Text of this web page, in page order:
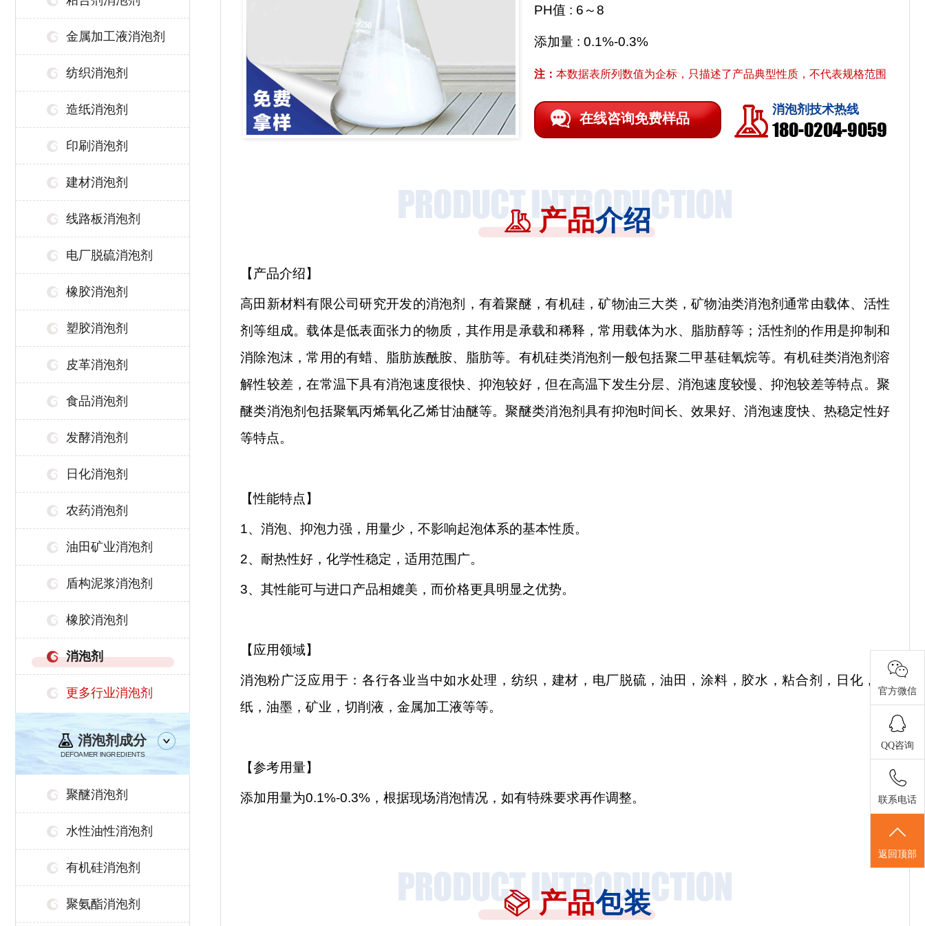
金属加工液消泡剂
纺织消泡剂
造纸消泡剂
印刷消泡剂
建材消泡剂
线路板消泡剂
电厂脱硫消泡剂
橡胶消泡剂
塑胶消泡剂
皮革消泡剂
食品消泡剂
发酵消泡剂
日化消泡剂
农药消泡剂
油田矿业消泡剂
盾构泥浆消泡剂
橡胶消泡剂
消泡剂
更多行业消泡剂
消泡剂成分
DEFOAMER INGREDIENTS
聚醚消泡剂
水性油性消泡剂
有机硅消泡剂
聚氨酯消泡剂
PH值 : 6～8
添加量 : 0.1%-0.3%
注： 本数据表所列数值为企标，只描述了产品典型性质，不代表规格范围
在线咨询免费样品
消泡剂技术热线
180-0204-9059
产品介绍
【产品介绍】
高田新材料有限公司研究开发的消泡剂，有着聚醚，有机硅，矿物油三大类，矿物油类消泡剂通常由载体、活性
剂等组成。载体是低表面张力的物质，其作用是承载和稀释，常用载体为水、脂肪醇等；活性剂的作用是抑制和
消除泡沫，常用的有蜡、脂肪族酰胺、脂肪等。有机硅类消泡剂一般包括聚二甲基硅氧烷等。有机硅类消泡剂溶
解性较差，在常温下具有消泡速度很快、抑泡较好，但在高温下发生分层、消泡速度较慢、抑泡较差等特点。聚
醚类消泡剂包括聚氧丙烯氧化乙烯甘油醚等。聚醚类消泡剂具有抑泡时间长、效果好、消泡速度快、热稳定性好
等特点。
【性能特点】
1、消泡、抑泡力强，用量少，不影响起泡体系的基本性质。
2、耐热性好，化学性稳定，适用范围广。
3、其性能可与进口产品相媲美，而价格更具明显之优势。
【应用领域】
消泡粉广泛应用于：各行各业当中如水处理，纺织，建材，电厂脱硫，油田，涂料，胶水，粘合剂，日化，造
纸，油墨，矿业，切削液，金属加工液等等。
【参考用量】
添加用量为0.1%-0.3%，根据现场消泡情况，如有特殊要求再作调整。
产品包装
官方微信
QQ咨询
联系电话
返回顶部